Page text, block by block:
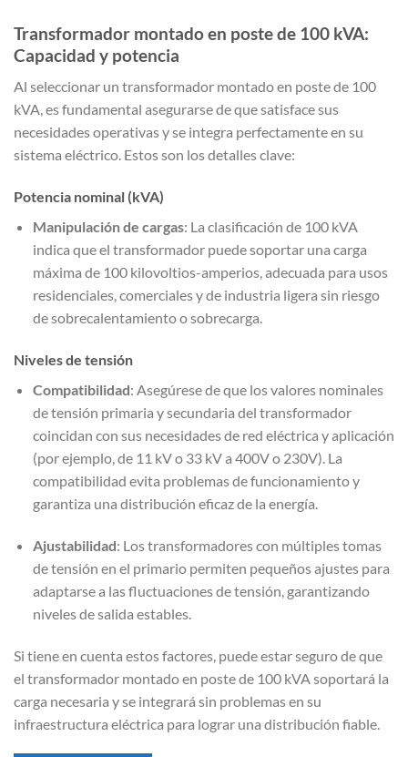
Transformador montado en poste de 100 kVA:
Capacidad y potencia
Al seleccionar un transformador montado en poste de 100
kVA, es fundamental asegurarse de que satisface sus
necesidades operativas y se integra perfectamente en su
sistema eléctrico. Estos son los detalles clave:
Potencia nominal (kVA)
Manipulación de cargas: La clasificación de 100 kVA
indica que el transformador puede soportar una carga
máxima de 100 kilovoltios-amperios, adecuada para usos
residenciales, comerciales y de industria ligera sin riesgo
de sobrecalentamiento o sobrecarga.
Niveles de tensión
Compatibilidad: Asegúrese de que los valores nominales
de tensión primaria y secundaria del transformador
coincidan con sus necesidades de red eléctrica y aplicación
(por ejemplo, de 11 kV o 33 kV a 400V o 230V). La
compatibilidad evita problemas de funcionamiento y
garantiza una distribución eficaz de la energía.
Ajustabilidad: Los transformadores con múltiples tomas
de tensión en el primario permiten pequeños ajustes para
adaptarse a las fluctuaciones de tensión, garantizando
niveles de salida estables.
Si tiene en cuenta estos factores, puede estar seguro de que
el transformador montado en poste de 100 kVA soportará la
carga necesaria y se integrará sin problemas en su
infraestructura eléctrica para lograr una distribución fiable.